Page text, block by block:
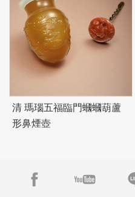
清 瑪瑙五福臨門蟈蟈葫蘆
形鼻煙壺